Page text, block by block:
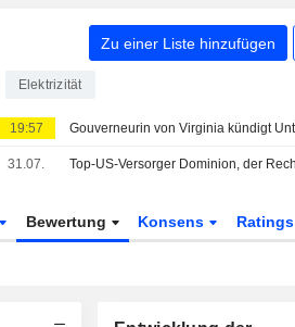
Zu einer Liste hinzufügen
Elektrizität
19:57
31.07.
Bewertung Konsens Ratings